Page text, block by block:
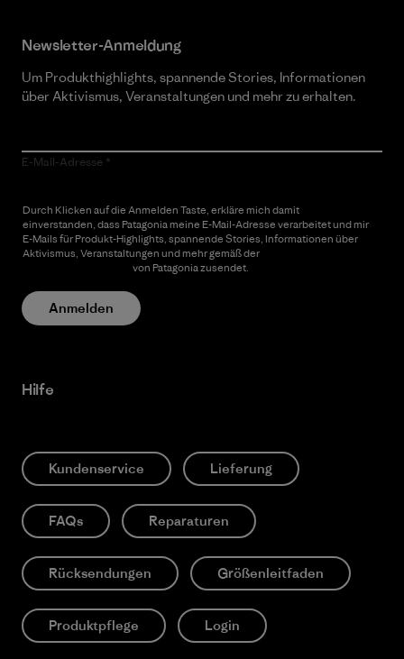
Newsletter-Anmeldung
Um Produkthighlights, spannende Stories, Informationen
über Aktivismus, Veranstaltungen und mehr zu erhalten.
E-Mail-Adresse
Durch Klicken auf die Anmelden Taste, erkläre mich damit
einverstanden, dass Patagonia meine E-Mail-Adresse verarbeitet und mir
E-Mails für Produkt-Highlights, spannende Stories, Informationen über
Aktivismus, Veranstaltungen und mehr gemäß der
von Patagonia zusendet.
Anmelden
Hilfe
Kundenservice Lieferung
FAQs Reparaturen
Rücksendungen Größenleitfaden
Produktpflege Login